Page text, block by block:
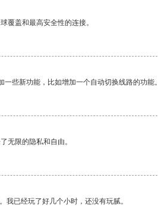
覆盖和最高安全性的连接。
些新功能，比如增加一个自动切换线路的功能。
无限的隐私和自由。
我已经玩了好几个小时，还没有玩腻。